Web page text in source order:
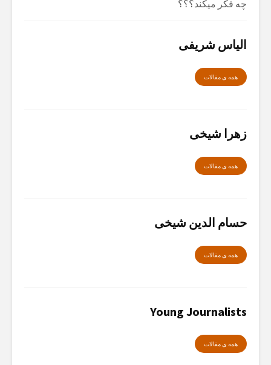
چه فکر میکند؟؟؟
الیاس شریفی
همە ی مقالات
زهرا شیخی
همە ی مقالات
حسام الدین شیخی
همە ی مقالات
Young Journalists
همە ی مقالات